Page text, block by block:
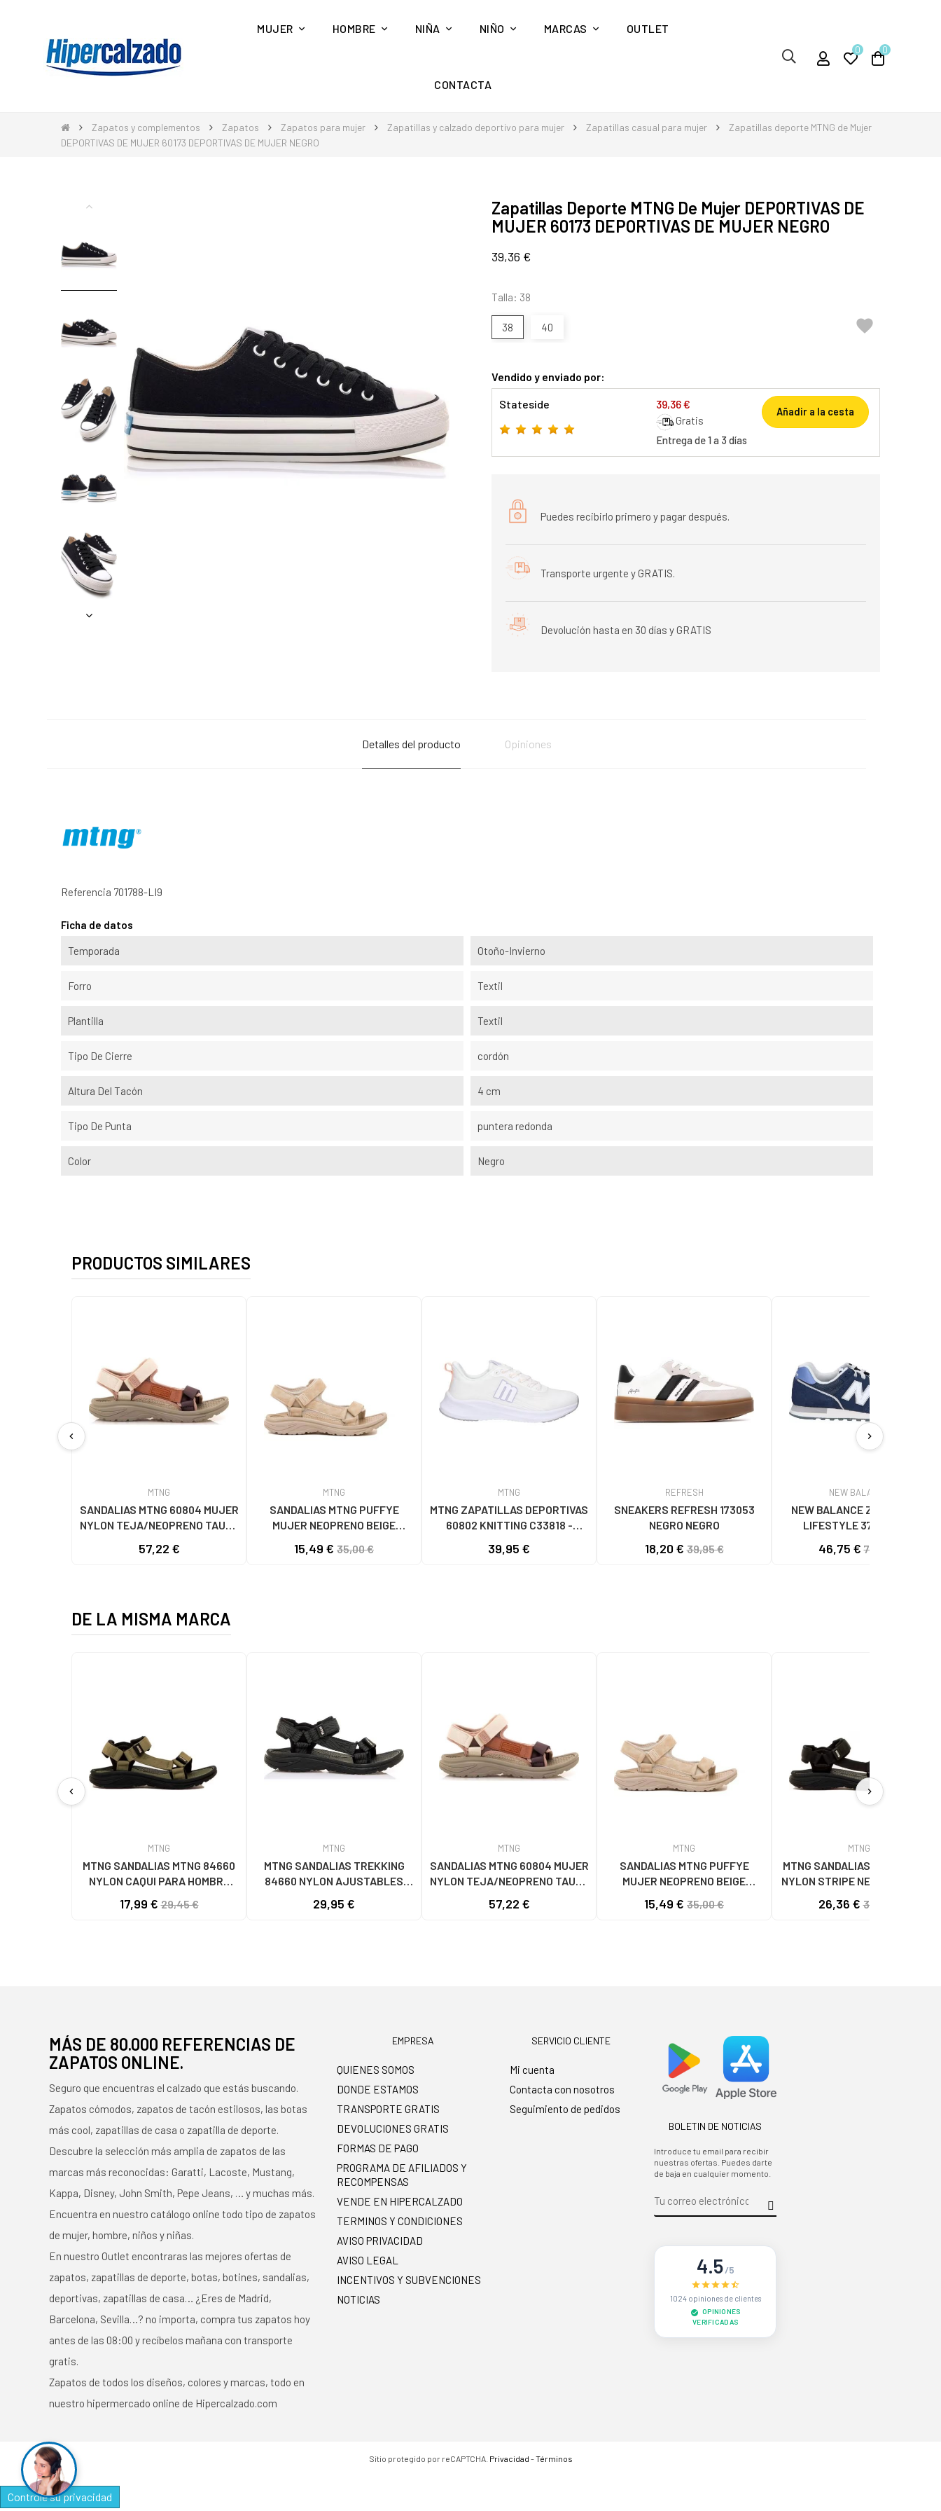
MUJER HOMBRE NIÑA NIÑO MARCAS OUTLET
CONTACTA
0 0
Zapatos y complementos Zapatos Zapatos para mujer Zapatillas y calzado deportivo para mujer Zapatillas casual para mujer
Zapatillas deporte MTNG de Mujer
DEPORTIVAS DE MUJER 60173 DEPORTIVAS DE MUJER NEGRO
Zapatillas Deporte MTNG De Mujer DEPORTIVAS DE
MUJER 60173 DEPORTIVAS DE MUJER NEGRO
39,36 €
Talla: 38
38 40 
Vendido y enviado por:
Stateside 39,36 €
Gratis
Entrega de 1 a 3 días
Añadir a la cesta
Puedes recibirlo primero y pagar después.
Transporte urgente y GRATIS.
Devolución hasta en 30 días y GRATIS
Detalles del producto Opiniones
Referencia 701788-LI9
Ficha de datos
Temporada Otoño-Invierno
Forro Textil
Plantilla Textil
Tipo De Cierre cordón
Altura Del Tacón 4 cm
Tipo De Punta puntera redonda
Color Negro
PRODUCTOS SIMILARES
chevron_left
MTNG
SANDALIAS MTNG 60804 MUJER
NYLON TEJA/NEOPRENO TAUPE
NEOPRENE TAUPE
57,22 €
MTNG
SANDALIAS MTNG PUFFYE
MUJER NEOPRENO BEIGE
- NEOPRENE BEIGE
15,49 € 35,00 €
MTNG
MTNG ZAPATILLAS DEPORTIVAS
60802 KNITTING C33818 -
39,95 €
REFRESH
SNEAKERS REFRESH 173053
NEGRO NEGRO
18,20 €39,95 €
NEW BALANCE
NEW BALANCE ZAPATILLAS
LIFESTYLE 373V2 CON
46,75 €70,00 €
chevron_right
DE LA MISMA MARCA
chevron_left
MTNG
MTNG SANDALIAS MTNG 84660
NYLON CAQUI PARA HOMBRE
17,99 €29,45 €
MTNG
MTNG SANDALIAS TREKKING
84660 NYLON AJUSTABLES
NEGRO
29,95 €
MTNG
SANDALIAS MTNG 60804 MUJER
NYLON TEJA/NEOPRENO TAUPE
NEOPRENE TAUPE
57,22 €
MTNG
SANDALIAS MTNG PUFFYE
MUJER NEOPRENO BEIGE
- NEOPRENE BEIGE
15,49 € 35,00 €
MTNG
MTNG SANDALIAS MTNG 84660
NYLON STRIPE NEGRO C56216 -
26,36 €32,95 €
chevron_right
MÁS DE 80.000 REFERENCIAS DE
ZAPATOS ONLINE.
Seguro que encuentras el calzado que estás buscando.
Zapatos cómodos, zapatos de tacón estilosos, las botas
más cool, zapatillas de casa o zapatilla de deporte.
Descubre la selección más amplia de zapatos de las
marcas más reconocidas: Garatti, Lacoste, Mustang,
Kappa, Disney, John Smith, Pepe Jeans, … y muchas más.
Encuentra en nuestro catálogo online todo tipo de zapatos
de mujer, hombre, niños y niñas.
En nuestro Outlet encontraras las mejores ofertas de
zapatos, zapatillas de deporte, botas, botines, sandalias,
deportivas, zapatillas de casa… ¿Eres de Madrid,
Barcelona, Sevilla…? no importa, compra tus zapatos hoy
antes de las 08:00 y recíbelos mañana con transporte
gratis.
Zapatos de todos los diseños, colores y marcas, todo en
nuestro hipermercado online de Hipercalzado.com
EMPRESA
QUIENES SOMOS
DONDE ESTAMOS
TRANSPORTE GRATIS
DEVOLUCIONES GRATIS
FORMAS DE PAGO
PROGRAMA DE AFILIADOS Y
RECOMPENSAS
VENDE EN HIPERCALZADO
TERMINOS Y CONDICIONES
AVISO PRIVACIDAD
AVISO LEGAL
INCENTIVOS Y SUBVENCIONES
NOTICIAS
SERVICIO CLIENTE
Mi cuenta
Contacta con nosotros
Seguimiento de pedidos
BOLETIN DE NOTICIAS
Introduce tu email para recibir
nuestras ofertas. Puedes darte
de baja en cualquier momento.
4.5/5
1024 opiniones de clientes
OPINIONES
VERIFICADAS
Sitio protegido por reCAPTCHA. Privacidad -Términos
Controle su privacidad